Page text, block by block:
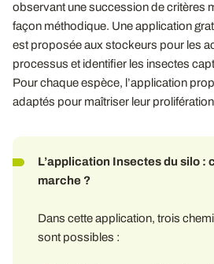
observant une succession de critères
façon méthodique. Une application
est proposée aux stockeurs pour les
processus et identifier les insectes
Pour chaque espèce, l’application
adaptés pour maîtriser leur
L’application Insectes du silo :
marche ?
Dans cette application, trois
sont possibles :